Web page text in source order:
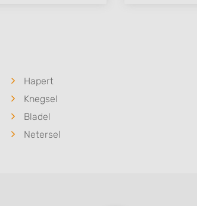
Hapert
Knegsel
Bladel
Netersel